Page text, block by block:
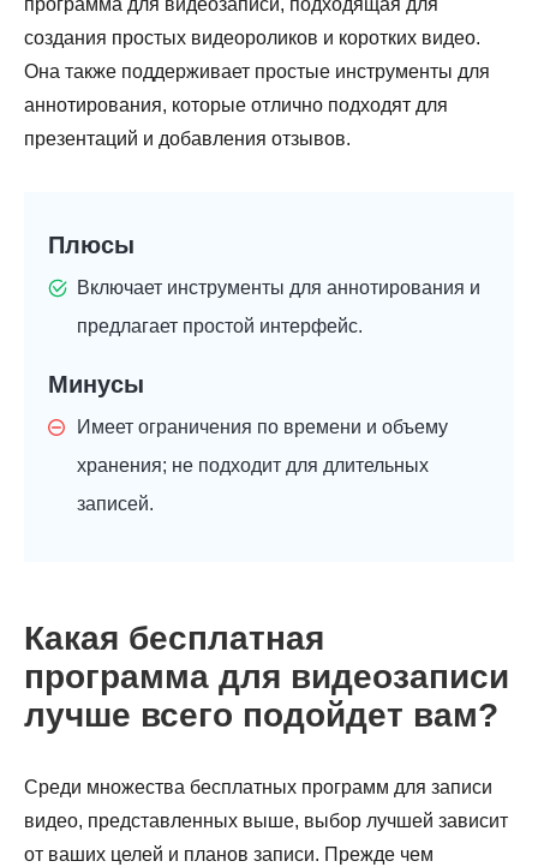
программа для видеозаписи, подходящая для
создания простых видеороликов и коротких видео.
Она также поддерживает простые инструменты для
аннотирования, которые отлично подходят для
презентаций и добавления отзывов.
Плюсы
Включает инструменты для аннотирования и
предлагает простой интерфейс.
Минусы
Имеет ограничения по времени и объему
хранения; не подходит для длительных
записей.
Какая бесплатная
программа для видеозаписи
лучше всего подойдет вам?
Среди множества бесплатных программ для записи
видео, представленных выше, выбор лучшей зависит
от ваших целей и планов записи. Прежде чем